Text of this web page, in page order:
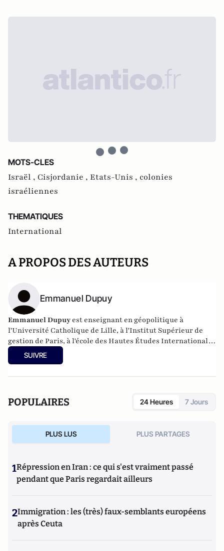
MOTS-CLES
Israël , Cisjordanie , Etats-Unis , colonies
israéliennes
THEMATIQUES
International
A PROPOS DES AUTEURS
Emmanuel Dupuy
Emmanuel Dupuy est enseignant en géopolitique à
l'Université Catholique de Lille, à l'Institut Supérieur de
gestion de Paris, à l'école des Hautes Études Internationales
et Politiques. Il est également président de l'Institut
Prospective et Sécurité en Europe (IPSE).
SUIVRE
POPULAIRES 24 Heures 7 Jours
PLUS LUS PLUS PARTAGES
1Répression en Iran : ce qui s'est vraiment passé
pendant que Paris regardait ailleurs
2Immigration : les (très) faux-semblants européens
après Ceuta